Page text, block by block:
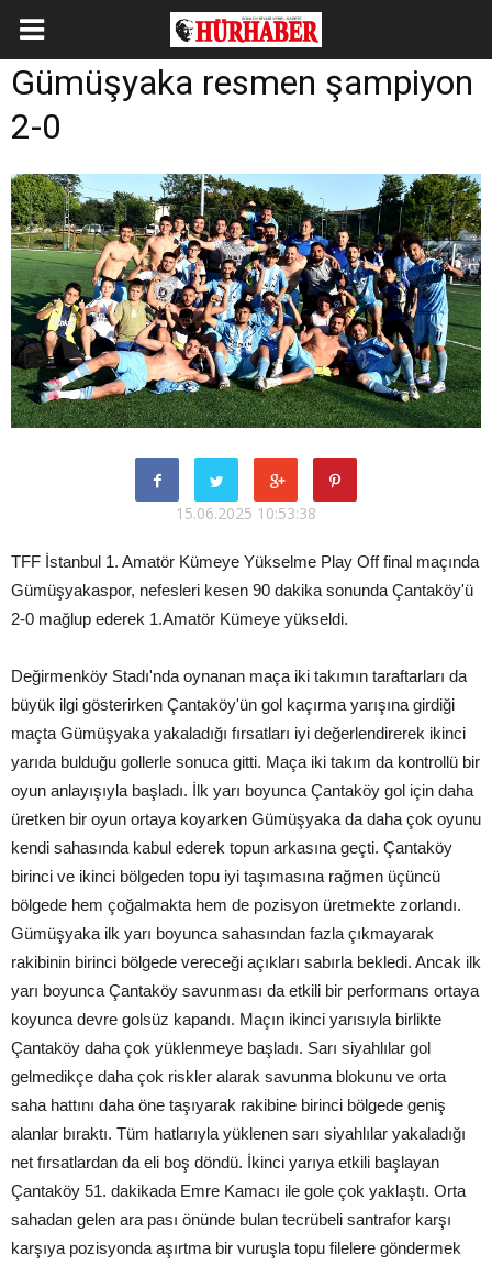
Gümüşyaka resmen şampiyon
2-0
15.06.2025 10:53:38
TFF İstanbul 1. Amatör Kümeye Yükselme Play Off final maçında
Gümüşyakaspor, nefesleri kesen 90 dakika sonunda Çantaköy'ü
2-0 mağlup ederek 1.Amatör Kümeye yükseldi.
Değirmenköy Stadı'nda oynanan maça iki takımın taraftarları da
büyük ilgi gösterirken Çantaköy'ün gol kaçırma yarışına girdiği
maçta Gümüşyaka yakaladığı fırsatları iyi değerlendirerek ikinci
yarıda bulduğu gollerle sonuca gitti. Maça iki takım da kontrollü bir
oyun anlayışıyla başladı. İlk yarı boyunca Çantaköy gol için daha
üretken bir oyun ortaya koyarken Gümüşyaka da daha çok oyunu
kendi sahasında kabul ederek topun arkasına geçti. Çantaköy
birinci ve ikinci bölgeden topu iyi taşımasına rağmen üçüncü
bölgede hem çoğalmakta hem de pozisyon üretmekte zorlandı.
Gümüşyaka ilk yarı boyunca sahasından fazla çıkmayarak
rakibinin birinci bölgede vereceği açıkları sabırla bekledi. Ancak ilk
yarı boyunca Çantaköy savunması da etkili bir performans ortaya
koyunca devre golsüz kapandı. Maçın ikinci yarısıyla birlikte
Çantaköy daha çok yüklenmeye başladı. Sarı siyahlılar gol
gelmedikçe daha çok riskler alarak savunma blokunu ve orta
saha hattını daha öne taşıyarak rakibine birinci bölgede geniş
alanlar bıraktı. Tüm hatlarıyla yüklenen sarı siyahlılar yakaladığı
net fırsatlardan da eli boş döndü. İkinci yarıya etkili başlayan
Çantaköy 51. dakikada Emre Kamacı ile gole çok yaklaştı. Orta
sahadan gelen ara pası önünde bulan tecrübeli santrafor karşı
karşıya pozisyonda aşırtma bir vuruşla topu filelere göndermek